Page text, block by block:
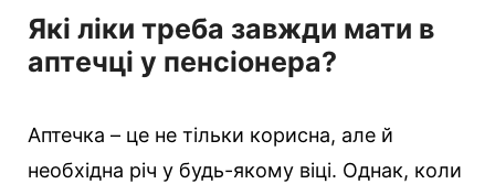
Які ліки треба завжди мати в
аптечці у пенсіонера?
Аптечка – це не тільки корисна, але й
необхідна річ у будь-якому віці. Однак, коли